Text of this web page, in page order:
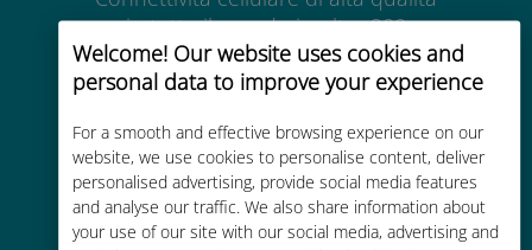
Welcome! Our website uses cookies and
personal data to improve your experience
For a smooth and effective browsing experience on our
website, we use cookies to personalise content, deliver
personalised advertising, provide social media features
and analyse our traffic. We also share information about
your use of our site with our social media, advertising and
in tutto il mondo in oltre 200
destinazioni
Economico